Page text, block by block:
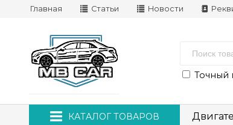
Главная Статьи Новости
Точный
КАТАЛОГ ТОВАРОВ